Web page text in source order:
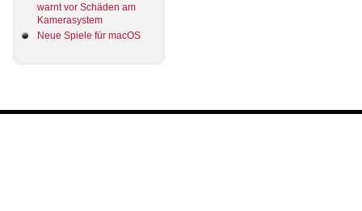
warnt vor Schäden am
Kamerasystem
Neue Spiele für macOS